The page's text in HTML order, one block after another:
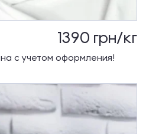
1390 грн/кг
с учетом оформления!